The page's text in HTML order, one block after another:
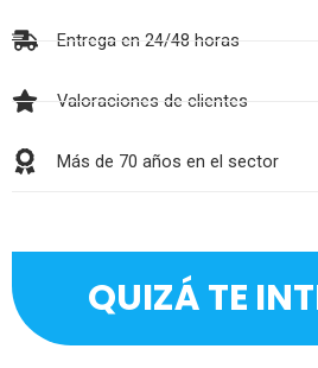
Entrega en 24/48 horas
Valoraciones de clientes
Más de 70 años en el sector
QUIZÁ TE